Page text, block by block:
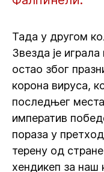
Тада у другом
Звезда је играла
остао због
корона вируса,
последњег
императив
пораза у
терену од
хендикеп за наш